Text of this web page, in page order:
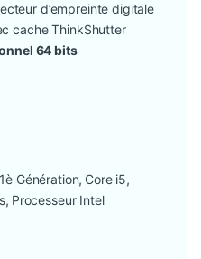
d’empreinte digitale
cache ThinkShutter
64 bits
Génération, Core i5,
, Processeur Intel